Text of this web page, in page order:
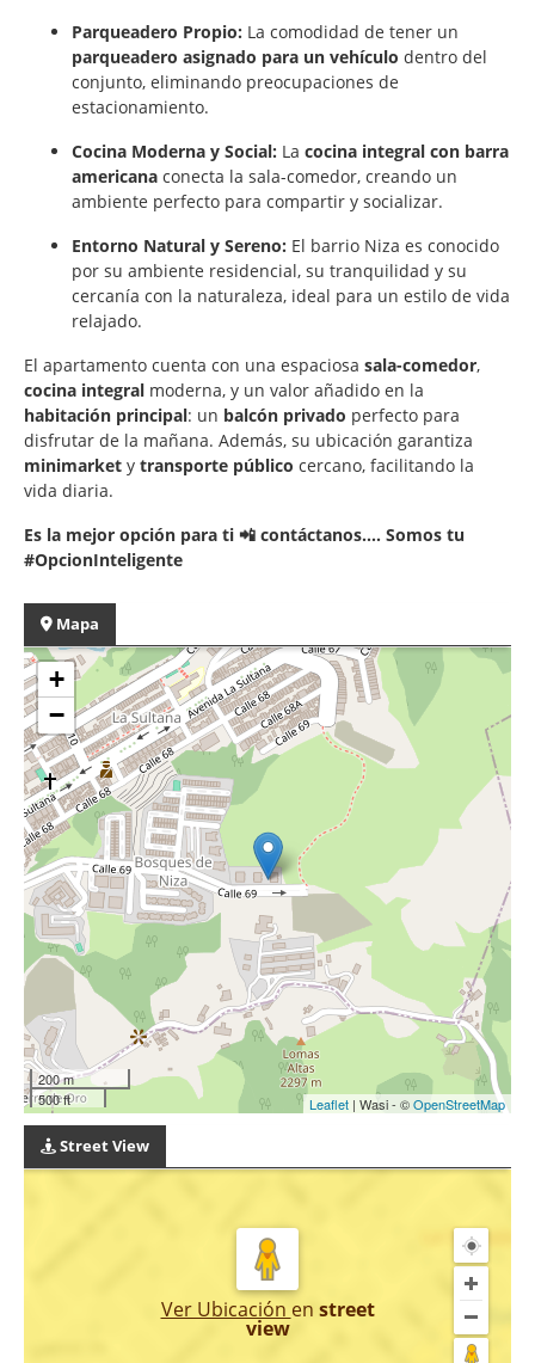
Parqueadero Propio: La comodidad de tener un
parqueadero asignado para un vehículo dentro del
conjunto, eliminando preocupaciones de
estacionamiento.
Cocina Moderna y Social: La cocina integral con barra
americana conecta la sala-comedor, creando un
ambiente perfecto para compartir y socializar.
Entorno Natural y Sereno: El barrio Niza es conocido
por su ambiente residencial, su tranquilidad y su
cercanía con la naturaleza, ideal para un estilo de vida
relajado.
El apartamento cuenta con una espaciosa sala-comedor,
cocina integral moderna, y un valor añadido en la
habitación principal: un balcón privado perfecto para
disfrutar de la mañana. Además, su ubicación garantiza
minimarket y transporte público cercano, facilitando la
vida diaria.
Es la mejor opción para ti 📲 contáctanos.... Somos tu
#OpcionInteligente
Mapa
+
−
200 m
500 ft
Leaflet | Wasi - ©OpenStreetMap
Street View
Ver Ubicación en street
view